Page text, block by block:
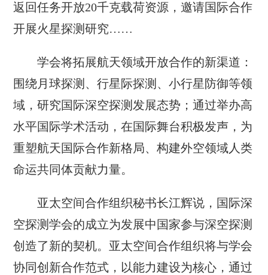
返回任务开放20千克载荷资源，邀请国际合作
开展火星探测研究……
学会将拓展航天领域开放合作的新渠道：
围绕月球探测、行星际探测、小行星防御等领
域，研究国际深空探测发展态势；通过举办高
水平国际学术活动，在国际舞台积极发声，为
重塑航天国际合作新格局、构建外空领域人类
命运共同体贡献力量。
亚太空间合作组织秘书长江辉说，国际深
空探测学会的成立为发展中国家参与深空探测
创造了新的契机。亚太空间合作组织将与学会
协同创新合作范式，以能力建设为核心，通过